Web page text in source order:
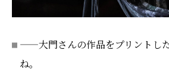
——大門さんの作品をプリントし
ね。